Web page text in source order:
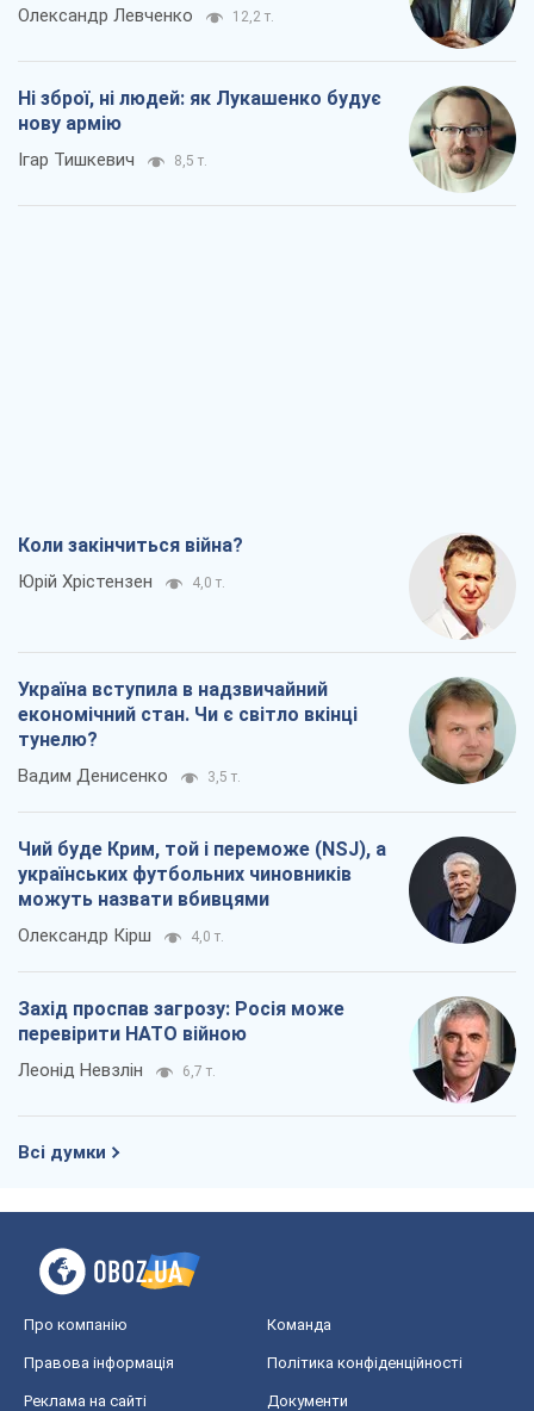
Олександр Левченко 12,2 т.
Ні зброї, ні людей: як Лукашенко будує
нову армію
Ігар Тишкевич 8,5 т.
Коли закінчиться війна?
Юрій Хрістензен 4,0 т.
Україна вступила в надзвичайний
економічний стан. Чи є світло вкінці
тунелю?
Вадим Денисенко 3,5 т.
Чий буде Крим, той і переможе (NSJ), а
українських футбольних чиновників
можуть назвати вбивцями
Олександр Кірш 4,0 т.
Захід проспав загрозу: Росія може
перевірити НАТО війною
Леонід Невзлін 6,7 т.
Всі думки
Про компанію Команда
Правова інформація Політика конфіденційності
Реклама на сайті Документи